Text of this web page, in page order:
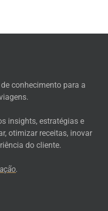
conhecimento para a
insights, estratégias e
otimizar receitas, inovar
do cliente.
.